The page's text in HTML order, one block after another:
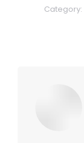
Category: